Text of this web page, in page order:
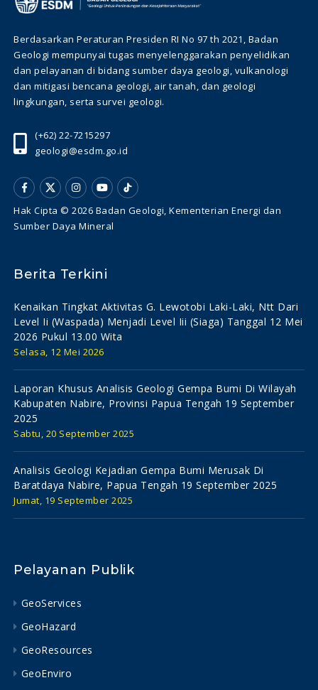
Berdasarkan Peraturan Presiden RI No 97 th 2021, Badan
Geologi mempunyai tugas menyelenggarakan penyelidikan
dan pelayanan di bidang sumber daya geologi, vulkanologi
dan mitigasi bencana geologi, air tanah, dan geologi
lingkungan, serta survei geologi.
(+62) 22-7215297
geologi@esdm.go.id
Hak Cipta © 2026 Badan Geologi, Kementerian Energi dan
Sumber Daya Mineral
Berita Terkini
Kenaikan Tingkat Aktivitas G. Lewotobi Laki-Laki, Ntt Dari
Level Ii (waspada) Menjadi Level Iii (siaga) Tanggal 12 Mei
2026 Pukul 13.00 Wita
Selasa, 12 Mei 2026
Laporan Khusus Analisis Geologi Gempa Bumi Di Wilayah
Kabupaten Nabire, Provinsi Papua Tengah 19 September
2025
Sabtu, 20 September 2025
Analisis Geologi Kejadian Gempa Bumi Merusak Di
Baratdaya Nabire, Papua Tengah 19 September 2025
Jumat, 19 September 2025
Pelayanan Publik
GeoServices
GeoHazard
GeoResources
GeoEnviro